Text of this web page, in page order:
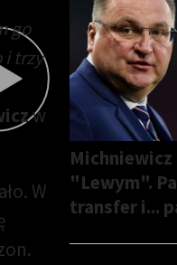
Michniewicz
"Lewym".
transfer i...
go
i trzy
w
W